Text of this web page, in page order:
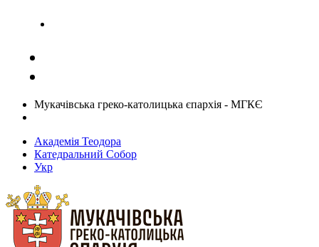
Мукачівська греко-католицька єпархія - МГКЄ
Академія Теодора
Катедральний Собор
Укр